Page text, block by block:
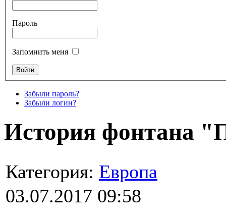
Пароль
Запомнить меня
Забыли пароль?
Забыли логин?
История фонтана
Категория: Европа
03.07.2017 09:58